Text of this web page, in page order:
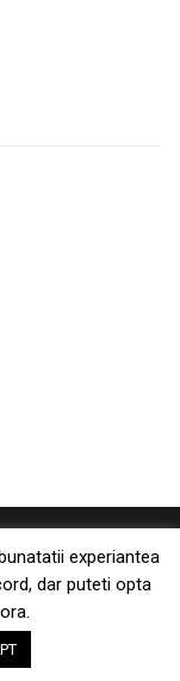
Dizabilității din
experiantea
dar puteti opta